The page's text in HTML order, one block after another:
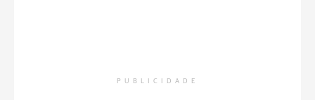
PUBLICIDADE